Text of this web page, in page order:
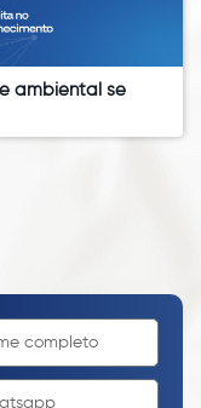
ambiental se